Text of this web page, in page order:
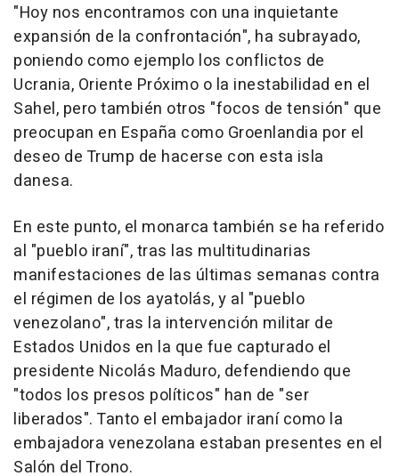
"Hoy nos encontramos con una inquietante
expansión de la confrontación", ha subrayado,
poniendo como ejemplo los conflictos de
Ucrania, Oriente Próximo o la inestabilidad en el
Sahel, pero también otros "focos de tensión" que
preocupan en España como Groenlandia por el
deseo de Trump de hacerse con esta isla
danesa.
En este punto, el monarca también se ha referido
al "pueblo iraní", tras las multitudinarias
manifestaciones de las últimas semanas contra
el régimen de los ayatolás, y al "pueblo
venezolano", tras la intervención militar de
Estados Unidos en la que fue capturado el
presidente Nicolás Maduro, defendiendo que
"todos los presos políticos" han de "ser
liberados". Tanto el embajador iraní como la
embajadora venezolana estaban presentes en el
Salón del Trono.